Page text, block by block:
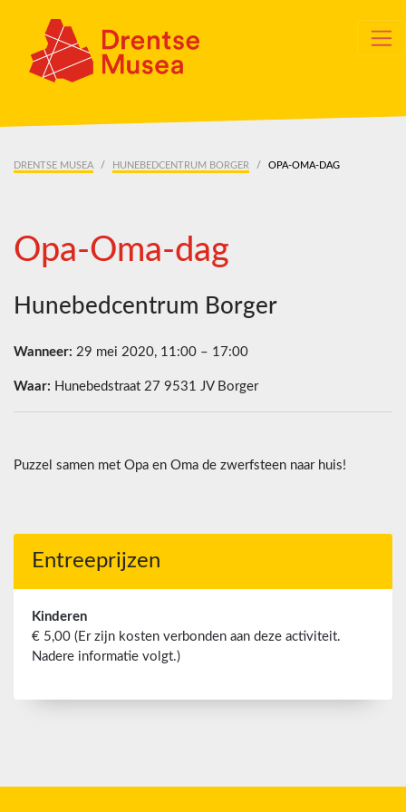
DRENTSE MUSEA HUNEBEDCENTRUM BORGER OPA-OMA-DAG
Opa-Oma-dag
Hunebedcentrum Borger
Wanneer: 29 mei 2020, 11:00 – 17:00
Waar: Hunebedstraat 27 9531 JV Borger
Puzzel samen met Opa en Oma de zwerfsteen naar huis!
Entreeprijzen
Kinderen
€ 5,00 (Er zijn kosten verbonden aan deze activiteit.
Nadere informatie volgt.)